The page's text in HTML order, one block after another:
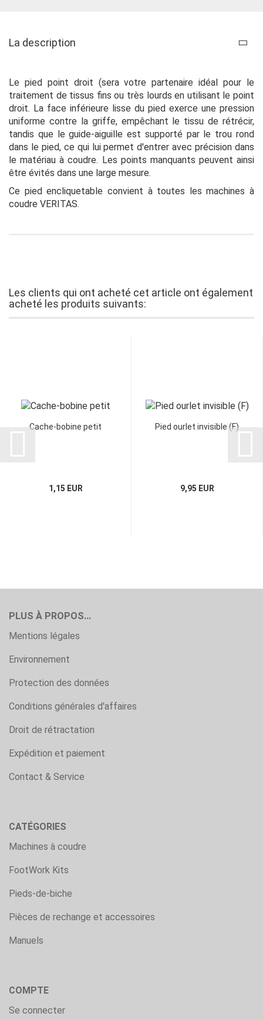
La description
Le pied point droit (sera votre partenaire idéal pour le
traitement de tissus fins ou très lourds en utilisant le point
droit. La face inférieure lisse du pied exerce une pression
uniforme contre la griffe, empêchant le tissu de rétrécir,
tandis que le guide-aiguille est supporté par le trou rond
dans le pied, ce qui lui permet d'entrer avec précision dans
le matériau à coudre. Les points manquants peuvent ainsi
être évités dans une large mesure.
Ce pied encliquetable convient à toutes les machines à
coudre VERITAS.
Les clients qui ont acheté cet article ont également
acheté les produits suivants:
Cache-bobine petit
1,15 EUR
Pied ourlet invisible (F)
9,95 EUR
PLUS À PROPOS...
Mentions légales
Environnement
Protection des données
Conditions générales d'affaires
Droit de rétractation
Expédition et paiement
Contact & Service
CATÉGORIES
Machines à coudre
FootWork Kits
Pieds-de-biche
Pièces de rechange et accessoires
Manuels
COMPTE
Se connecter